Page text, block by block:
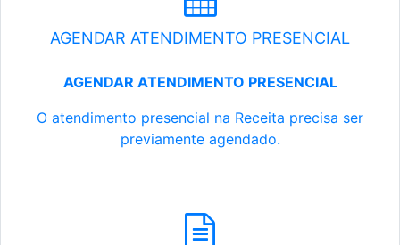
AGENDAR ATENDIMENTO PRESENCIAL
AGENDAR ATENDIMENTO PRESENCIAL
O atendimento presencial na Receita precisa ser
previamente agendado.